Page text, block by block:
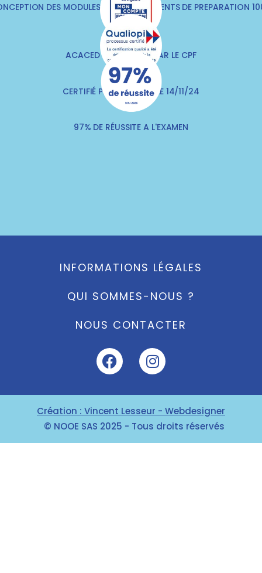
DES MODULES & DES DOCUMENTS DE PREPARATION
VÉTÉRINAIRES
ACACED FINANÇABLE PAR LE CPF
CERTIFIÉ PAR QUALITIA LE 14/11/24
97% DE RÉUSSITE A L'EXAMEN
INFORMATIONS LÉGALES
QUI SOMMES-NOUS ?
NOUS CONTACTER
Création : Vincent Lesseur - Webdesigner
© NOOE SAS 2025 - Tous droits réservés